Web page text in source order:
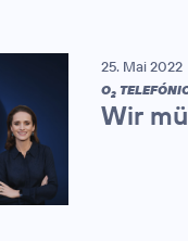
25. Mai 2022
O2
Wir